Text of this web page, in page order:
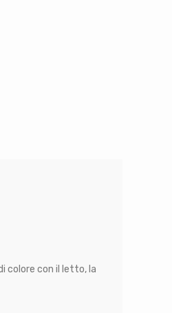
colore con il letto, la